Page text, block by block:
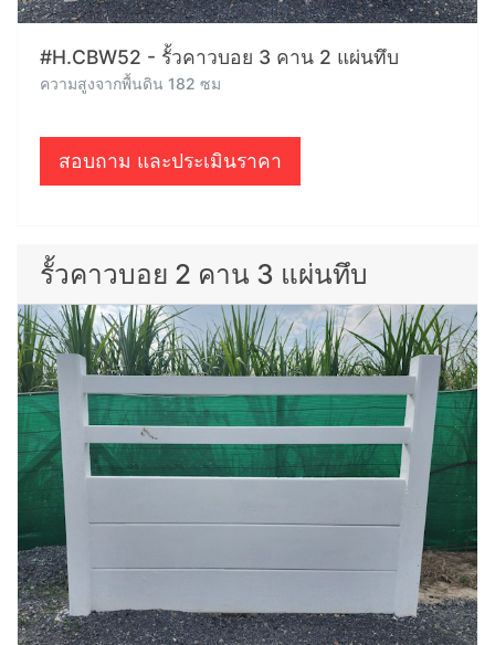
#H.CBW52 - รั้วคาวบอย 3 คาน 2 แผ่นทึบ
ความสูงจากพื้นดิน 182 ซม
สอบถาม และประเมินราคา
รั้วคาวบอย 2 คาน 3 แผ่นทึบ